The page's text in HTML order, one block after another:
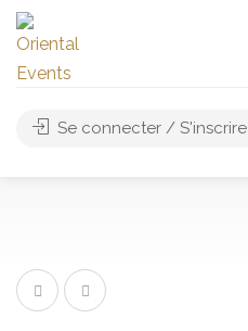
Se connecter / S'inscrire